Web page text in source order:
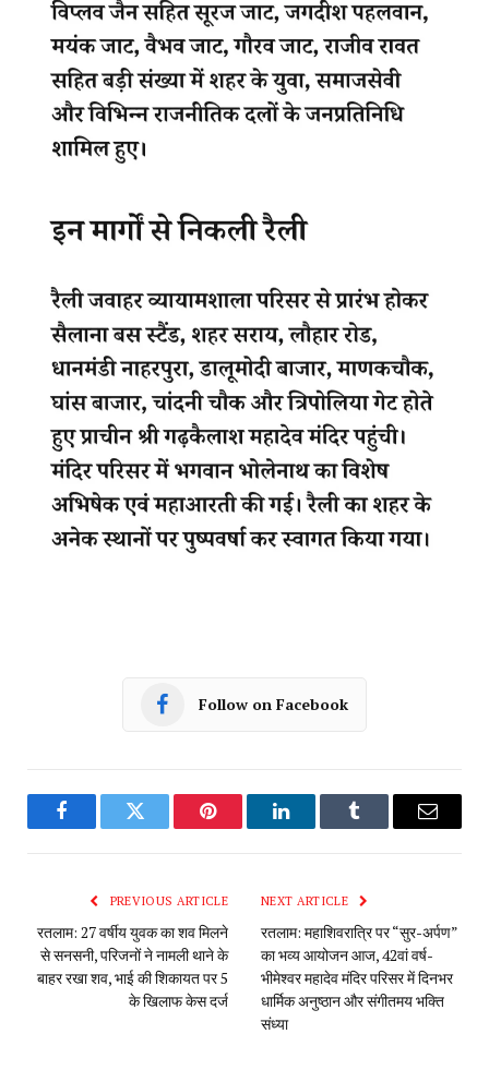
Follow on Facebook
FacebookTwitter Pinterest LinkedInTumblr Email
PREVIOUS ARTICLE
रतलाम: 27 वर्षीय युवक का शव मिलने
से सनसनी, परिजनों ने नामली थाने के
बाहर रखा शव, भाई की शिकायत पर 5
के खिलाफ केस दर्ज
NEXT ARTICLE
रतलाम: महाशिवरात्रि पर “सुर-अर्पण”
का भव्य आयोजन आज, 42वां वर्ष-
भीमेश्वर महादेव मंदिर परिसर में दिनभर
धार्मिक अनुष्ठान और संगीतमय भक्ति
संध्या